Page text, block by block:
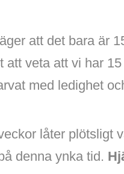
att det bara är
att veta att vi har
med ledighet
låter plötsligt
denna ynka tid.